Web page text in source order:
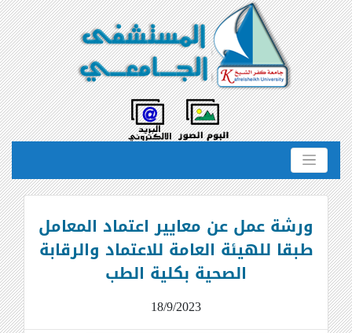
ورشة عمل عن معايير اعتماد المعامل
طبقا للهيئة العامة للاعتماد والرقابة
الصحية بكلية الطب
18/9/2023